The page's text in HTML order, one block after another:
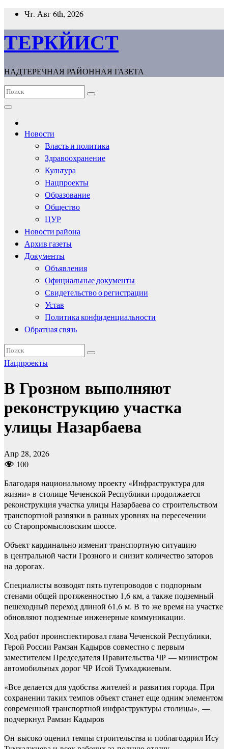
Перейти
содержимому
Чт. Авг 6th, 2026
ТЕРКЙИСТ
НАДТЕРЕЧНАЯ РАЙОННАЯ ГАЗЕТА
Новости
Власть и политика
Здравоохранение
Культура
Нацпроекты
Образование
Общество
ЦУР
Новости района
Архив газеты
Документы
Объявления
Официальные документы
Свидетельство о регистрации
Устав
Политика конфиденциальности
Обратная связь
Нацпроекты
В Грозном выполняют
реконструкцию участка
улицы Назарбаева
Апр 28, 2026
100
Благодаря национальному проекту «Инфраструктура для
жизни» в столице Чеченской Республики продолжается
реконструкция участка улицы Назарбаева со строительством
транспортной развязки в разных уровнях на пересечении
со Старопромысловским шоссе.
Объект кардинально изменит транспортную ситуацию
в центральной части Грозного и снизит количество заторов
на дорогах.
Специалисты возводят пять путепроводов с подпорным
стенами общей протяженностью 1,6 км, а также подземный
пешеходный переход длиной 61,6 м. В то же время на участке
обновляют подземные инженерные коммуникации.
Ход работ проинспектировал глава Чеченской Республики,
Герой России Рамзан Кадыров совместно с первым
заместителем Председателя Правительства ЧР — министром
автомобильных дорог ЧР Исой Тумхаджиевым.
«Все делается для удобства жителей и развития города. При
сохранении таких темпов объект станет еще одним элементом
современной транспортной инфраструктуры столицы», —
подчеркнул Рамзан Кадыров
Он высоко оценил темпы строительства и поблагодарил Ису